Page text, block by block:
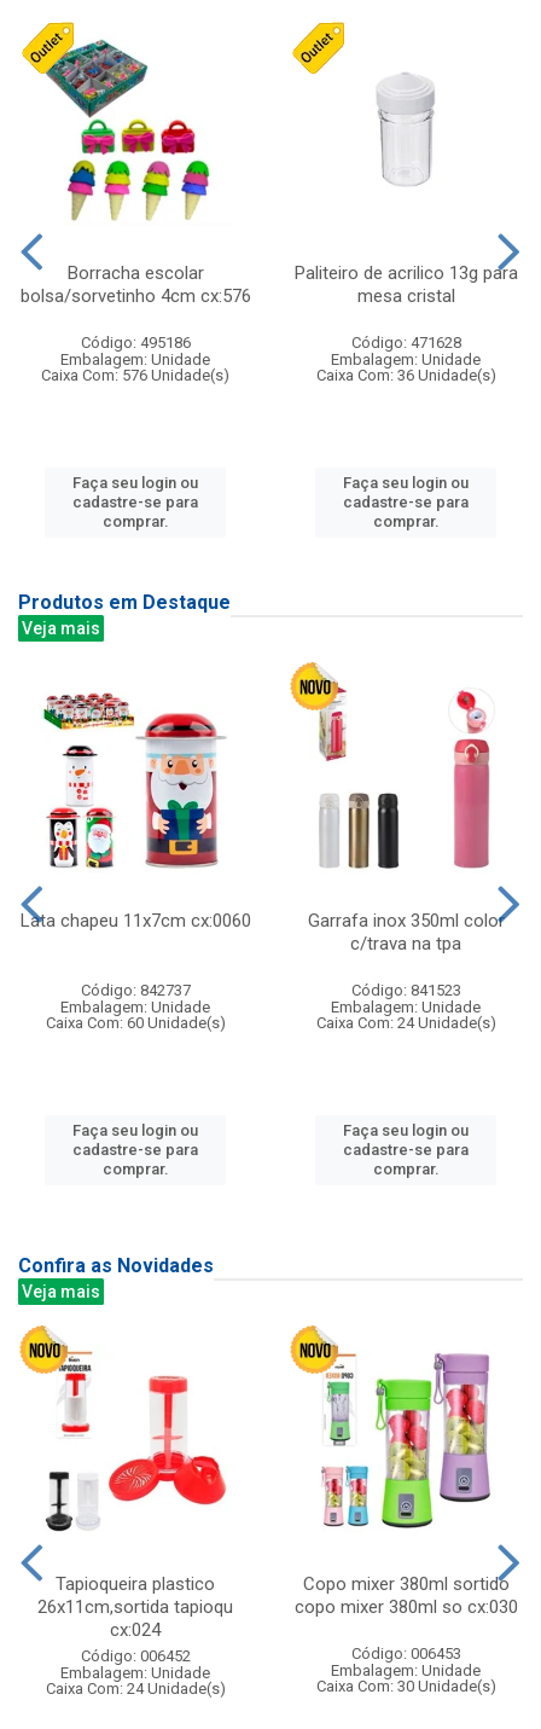
Borracha escolar
bolsa/sorvetinho 4cm cx:576
Código: 495186
Embalagem: Unidade
Caixa Com: 576 Unidade(s)
Faça seu login ou
cadastre-se para
comprar.
Paliteiro de acrilico 13g para
mesa cristal
Código: 471628
Embalagem: Unidade
Caixa Com: 36 Unidade(s)
Faça seu login ou
cadastre-se para
comprar.
Produtos em Destaque
Veja mais
Lata chapeu 11x7cm cx:0060
Código: 842737
Embalagem: Unidade
Caixa Com: 60 Unidade(s)
Faça seu login ou
cadastre-se para
comprar.
Garrafa inox 350ml color
c/trava na tpa
Código: 841523
Embalagem: Unidade
Caixa Com: 24 Unidade(s)
Faça seu login ou
cadastre-se para
comprar.
Confira as Novidades
Veja mais
Tapioqueira plastico
26x11cm,sortida tapioqu
cx:024
Código: 006452
Embalagem: Unidade
Caixa Com: 24 Unidade(s)
Copo mixer 380ml sortido
copo mixer 380ml so cx:030
Código: 006453
Embalagem: Unidade
Caixa Com: 30 Unidade(s)